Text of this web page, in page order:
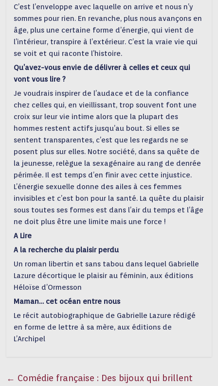
C’est l’enveloppe avec laquelle on arrive et nous n’y
sommes pour rien. En revanche, plus nous avançons en
âge, plus une certaine forme d’énergie, qui vient de
l’intérieur, transpire à l’extérieur. C’est la vraie vie qui
se voit et qui raconte l’histoire.
Qu’avez-vous envie de délivrer à celles et ceux qui
vont vous lire ?
Je voudrais inspirer de l’audace et de la confiance
chez celles qui, en vieillissant, trop souvent font une
croix sur leur vie intime alors que la plupart des
hommes restent actifs jusqu’au bout. Si elles se
sentent transparentes, c’est que les regards ne se
posent plus sur elles. Notre société, dans sa quête de
la jeunesse, relègue la sexagénaire au rang de denrée
périmée. Il est temps d’en finir avec cette injustice.
L’énergie sexuelle donne des ailes à ces femmes
invisibles et c’est bon pour la santé. La quête du plaisir
sous toutes ses formes est dans l’air du temps et l’âge
ne doit plus être une limite mais une force !
A Lire
A la recherche du plaisir perdu
Un roman libertin et sans tabou dans lequel Gabrielle
Lazure décortique le plaisir au féminin, aux éditions
Héloïse d’Ormesson
Maman… cet océan entre nous
Le récit autobiographique de Gabrielle Lazure rédigé
en forme de lettre à sa mère, aux éditions de
L’Archipel
← Comédie française : Des bijoux qui brillent